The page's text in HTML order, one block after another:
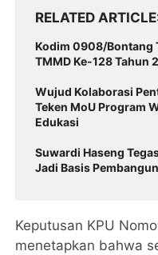
RELATED ARTICLE
Kodim 0908/Bontang
TMMD Ke-128 Tahun
Wujud Kolaborasi
Teken MoU Program
Edukasi
Suwardi Haseng
Jadi Basis
Keputusan KPU
menetapkan bahwa